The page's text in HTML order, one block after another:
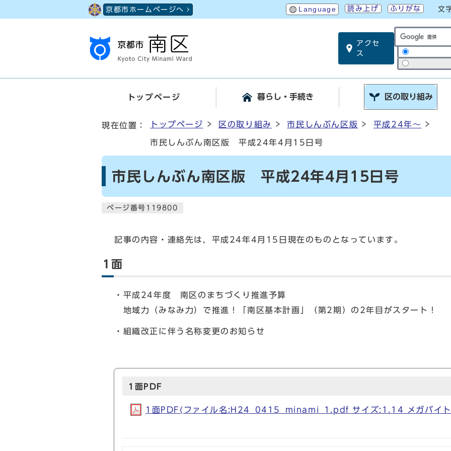
京都市ホームページへ Language 読み上げ ふりがな 文
アクセ
ス
サイト内検索
トップページ 暮らし・手続き 区の取り組み
現在位置： トップページ 区の取り組み 市民しんぶん区版 平成24年～
市民しんぶん南区版 平成24年4月15日号
市民しんぶん南区版 平成24年4月15日号
ページ番号119800
記事の内容・連絡先は，平成24年4月15日現在のものとなっています。
1面
・平成24年度 南区のまちづくり推進予算
地域力（みなみ力）で推進！「南区基本計画」（第2期）の2年目がスタート！
・組織改正に伴う名称変更のお知らせ
1面PDF
1面PDF(ファイル名:H24_0415_minami_1.pdf サイズ:1.14 メガバイ